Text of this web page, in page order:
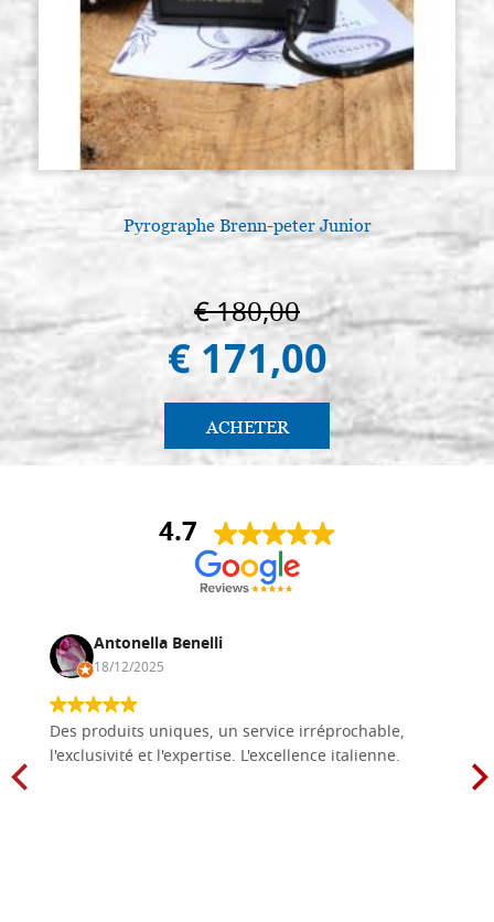
Pyrographe Brenn-peter Junior
€ 180,00
€ 171,00
ACHETER
4.7
Antonella Benelli
18/12/2025
Des produits uniques, un service irréprochable,
l'exclusivité et l'expertise. L'excellence italienne.